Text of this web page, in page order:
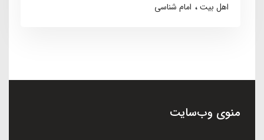
اهل بیت
امام شناسی
منوی وب‌سایت